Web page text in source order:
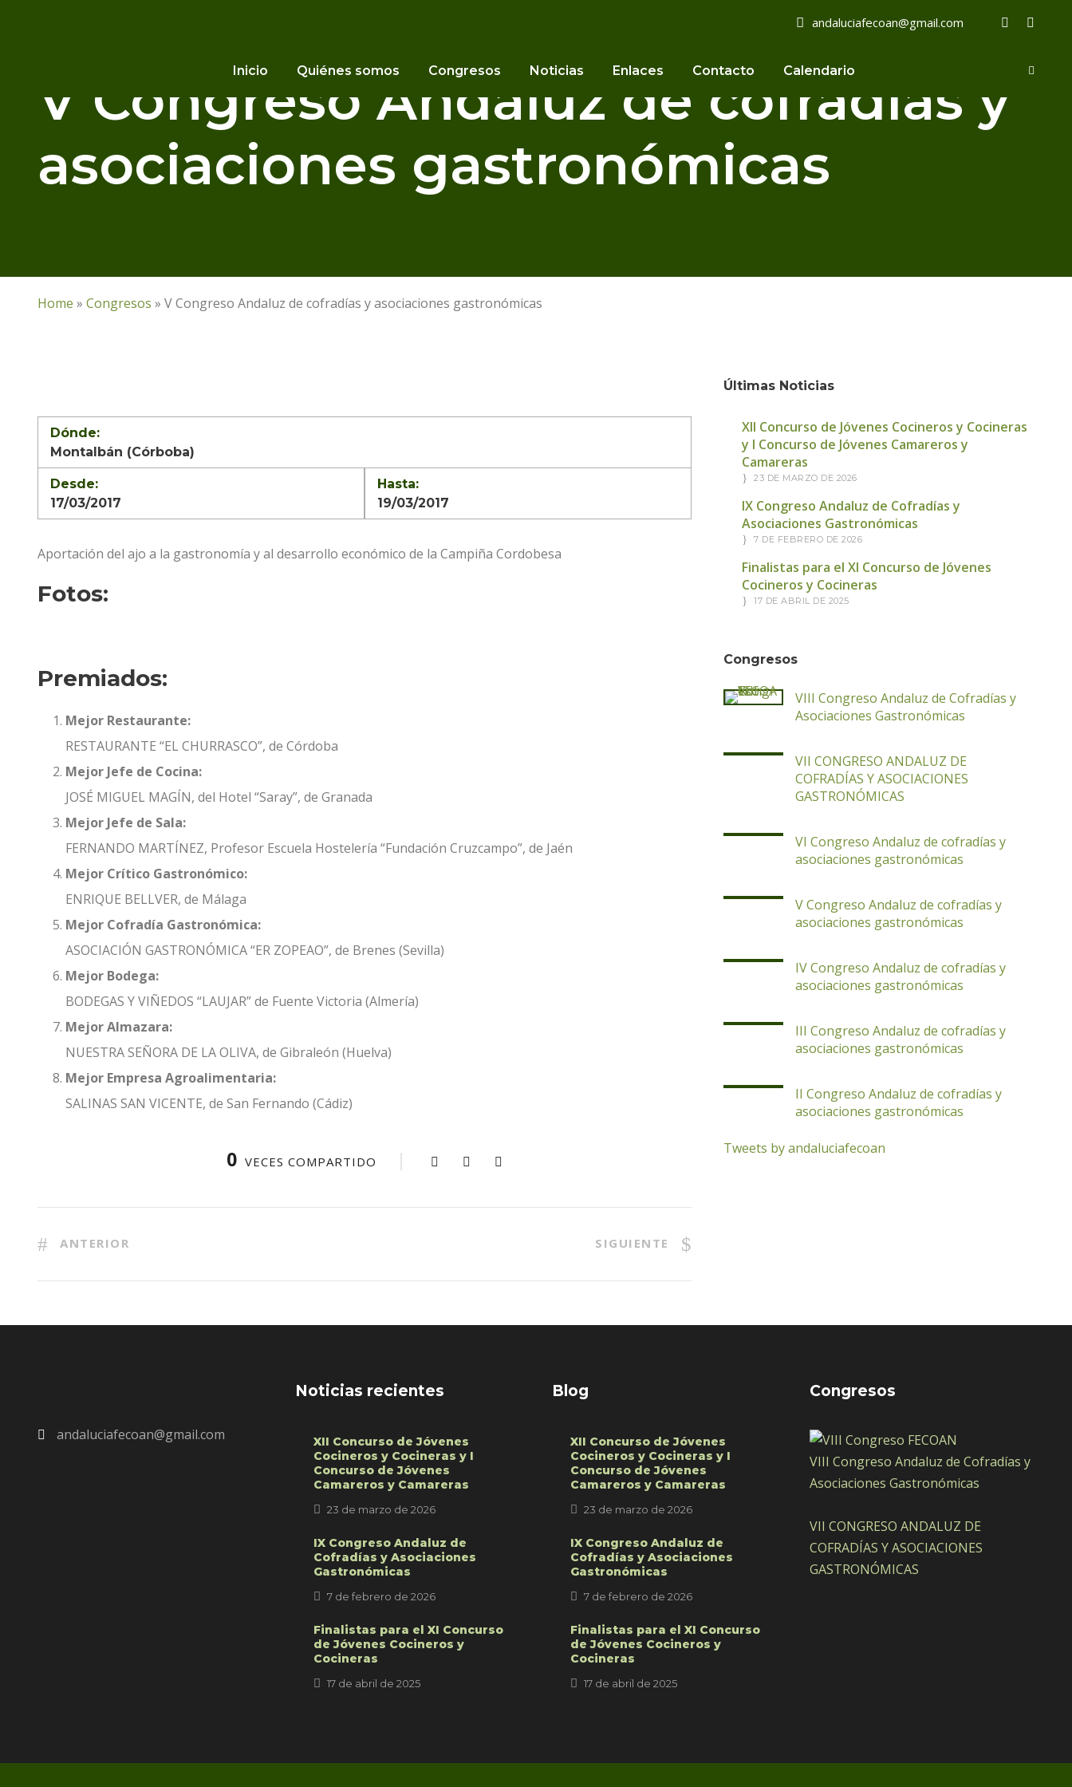
andaluciafecoan@gmail.com
Inicio Quiénes somos Congresos Noticias Enlaces Contacto Calendario
V Congreso Andaluz de cofradías y
asociaciones gastronómicas
Home » Congresos » V Congreso Andaluz de cofradías y asociaciones gastronómicas
Dónde:
Montalbán (Córboba)
Desde:
17/03/2017
Hasta:
19/03/2017
Aportación del ajo a la gastronomía y al desarrollo económico de la Campiña Cordobesa
Fotos:
Premiados:
Mejor Restaurante:
RESTAURANTE “EL CHURRASCO”, de Córdoba
Mejor Jefe de Cocina:
JOSÉ MIGUEL MAGÍN, del Hotel “Saray”, de Granada
Mejor Jefe de Sala:
FERNANDO MARTÍNEZ, Profesor Escuela Hostelería “Fundación Cruzcampo”, de Jaén
Mejor Crítico Gastronómico:
ENRIQUE BELLVER, de Málaga
Mejor Cofradía Gastronómica:
ASOCIACIÓN GASTRONÓMICA “ER ZOPEAO”, de Brenes (Sevilla)
Mejor Bodega:
BODEGAS Y VIÑEDOS “LAUJAR” de Fuente Victoria (Almería)
Mejor Almazara:
NUESTRA SEÑORA DE LA OLIVA, de Gibraleón (Huelva)
Mejor Empresa Agroalimentaria:
SALINAS SAN VICENTE, de San Fernando (Cádiz)
0 VECES COMPARTIDO
ANTERIOR SIGUIENTE
Últimas Noticias
XII Concurso de Jóvenes Cocineros y Cocineras
y I Concurso de Jóvenes Camareros y
Camareras
23 DE MARZO DE 2026
IX Congreso Andaluz de Cofradías y
Asociaciones Gastronómicas
7 DE FEBRERO DE 2026
Finalistas para el XI Concurso de Jóvenes
Cocineros y Cocineras
17 DE ABRIL DE 2025
Congresos
VIII Congreso Andaluz de Cofradías y
Asociaciones Gastronómicas
VII CONGRESO ANDALUZ DE
COFRADÍAS Y ASOCIACIONES
GASTRONÓMICAS
VI Congreso Andaluz de cofradías y
asociaciones gastronómicas
V Congreso Andaluz de cofradías y
asociaciones gastronómicas
IV Congreso Andaluz de cofradías y
asociaciones gastronómicas
III Congreso Andaluz de cofradías y
asociaciones gastronómicas
II Congreso Andaluz de cofradías y
asociaciones gastronómicas
Tweets by andaluciafecoan
andaluciafecoan@gmail.com
Noticias recientes
XII Concurso de Jóvenes
Cocineros y Cocineras y I
Concurso de Jóvenes
Camareros y Camareras
23 de marzo de 2026
IX Congreso Andaluz de
Cofradías y Asociaciones
Gastronómicas
7 de febrero de 2026
Finalistas para el XI Concurso
de Jóvenes Cocineros y
Cocineras
17 de abril de 2025
Blog
XII Concurso de Jóvenes
Cocineros y Cocineras y I
Concurso de Jóvenes
Camareros y Camareras
23 de marzo de 2026
IX Congreso Andaluz de
Cofradías y Asociaciones
Gastronómicas
7 de febrero de 2026
Finalistas para el XI Concurso
de Jóvenes Cocineros y
Cocineras
17 de abril de 2025
Congresos
VIII Congreso Andaluz de Cofradías y
Asociaciones Gastronómicas
VII CONGRESO ANDALUZ DE
COFRADÍAS Y ASOCIACIONES
GASTRONÓMICAS